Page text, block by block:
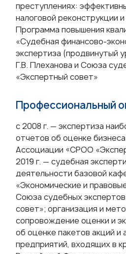
преступлениях:
налоговой реконструкции
Программа повышения
«Судебная финансово-
экспертиза (продвинутый
Г.В. Плеханова и Союза
«Экспертный совет»
Профессиональный
с 2008 г. — экспертиза
отчетов об оценке
Ассоциации «СРОО
2019 г. — судебная
деятельности базовой
«Экономические и
Союза судебных
совет»; организация и
сопровождение оценки и
об оценке пакетов акций и
предприятий, входящих в